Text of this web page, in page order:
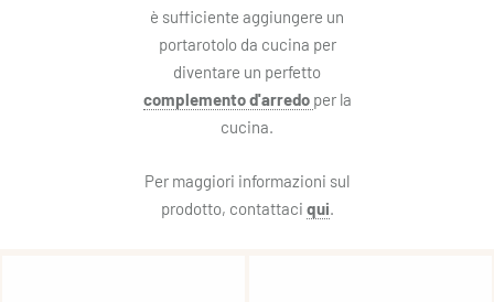
è sufficiente aggiungere un
portarotolo da cucina per
diventare un perfetto
complemento d'arredo per la
cucina.
Per maggiori informazioni sul
prodotto, contattaci qui.